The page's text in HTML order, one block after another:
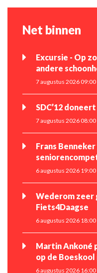
Net binnen
Excursie - Op
andere
7 augustus 2026 09:00
SDC’12
7 augustus 2026 08:00
Frans
6 augustus 2026 19:00
Wederom zeer
Fiets4Daagse
6 augustus 2026 18:00
Martin Ankoné
op de Boeskool
6 augustus 2026 16:00